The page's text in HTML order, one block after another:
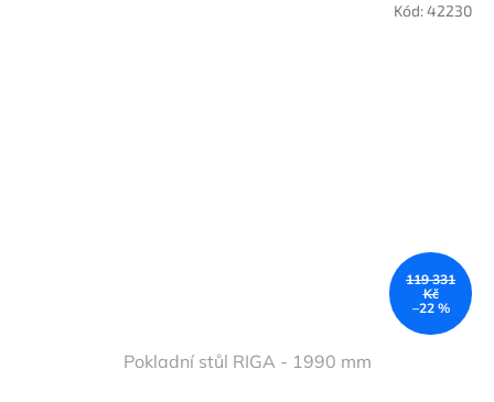
119 331
Kč
–22 %
Pokladní stůl RIGA - 1990 mm
Kód:42230